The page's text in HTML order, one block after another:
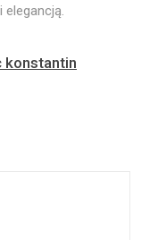
konstantin